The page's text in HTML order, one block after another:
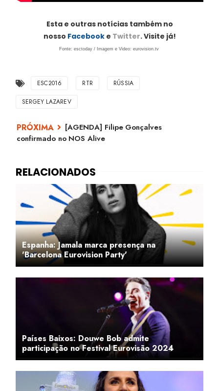
Esta e outras notícias também no
nosso Facebooke Twitter. Visite já!
Fonte: esctoday / Imagem e Video: eurovision.tv
ESC2016 RTR RÚSSIA
SERGEY LAZAREV
[AGENDA] Filipe Gonçalves
confirmado no NOS Alive
Espanha: Jamala marca presença na
'Barcelona Eurovision Party'
Países Baixos: Douwe Bob admite
participação no Festival Eurovisão 2024